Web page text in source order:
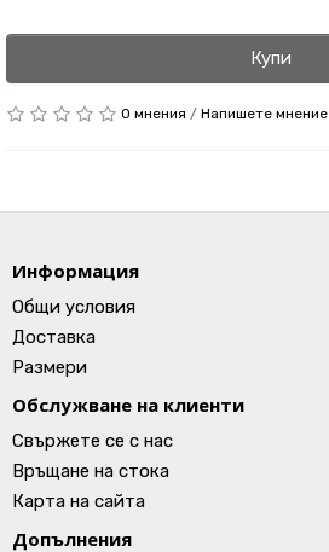
Купи
0 мнения / Напишете мнение
Информация
Общи условия
Доставка
Размери
Обслужване на клиенти
Свържете се с нас
Връщане на стока
Карта на сайта
Допълнения